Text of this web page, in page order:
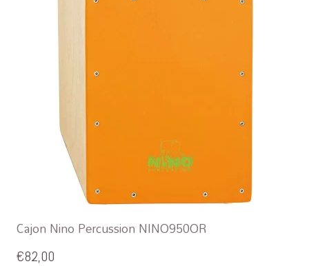
Cajon Nino Percussion NINO950OR
€82,00